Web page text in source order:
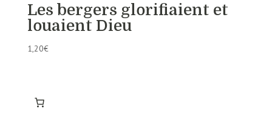
Les bergers glorifiaient et
louaient Dieu
1,20€